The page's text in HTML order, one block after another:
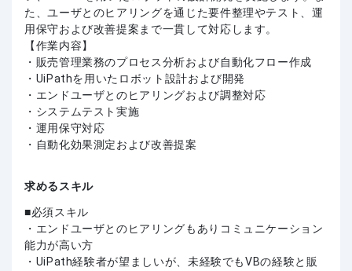
た、ユーザとのヒアリングを通じた要件整理やテスト、運
用保守および改善提案まで一貫して対応します。
【作業内容】
・販売管理業務のプロセス分析および自動化フロー作成
・UiPathを用いたロボット設計および開発
・エンドユーザとのヒアリングおよび調整対応
・システムテスト実施
・運用保守対応
・自動化効果測定および改善提案
求めるスキル
必須スキル
・エンドユーザとのヒアリングもありコミュニケーション
能力が高い方
・UiPath経験者が望ましいが、未経験でもVBの経験と販